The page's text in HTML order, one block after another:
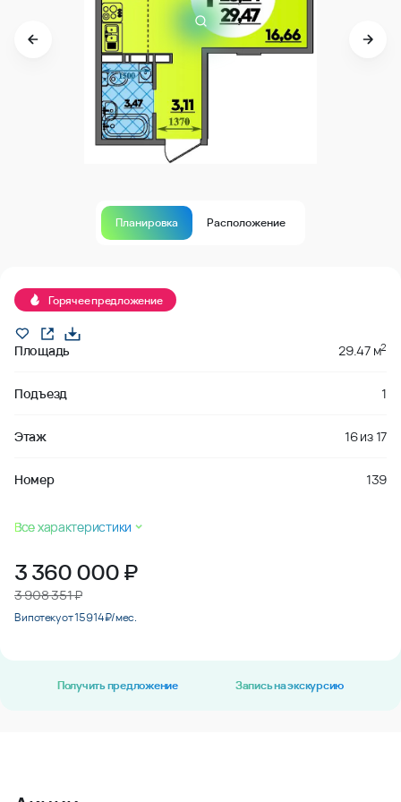
Планировка Расположение
Горячее предложение
Площадь 29.47 м2
Подъезд 1
Этаж 16из17
Номер 139
Все характеристики
3 360 000₽
3 908 351 ₽
В ипотеку от 15 914 ₽/мес.
Получить предложение Запись на экскурсию